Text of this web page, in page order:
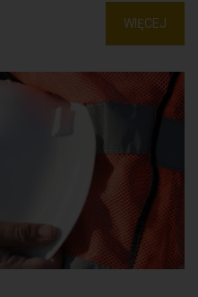
WIĘCEJ